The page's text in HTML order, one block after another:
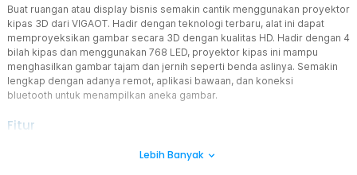
Buat ruangan atau display bisnis semakin cantik menggunakan proyektor
kipas 3D dari VIGAOT. Hadir dengan teknologi terbaru, alat ini dapat
memproyeksikan gambar secara 3D dengan kualitas HD. Hadir dengan 4
bilah kipas dan menggunakan 768 LED, proyektor kipas ini mampu
menghasilkan gambar tajam dan jernih seperti benda aslinya. Semakin
lengkap dengan adanya remot, aplikasi bawaan, dan koneksi
bluetooth untuk menampilkan aneka gambar.
Fitur
Menampilkan Gambar dengan Ukuran Realistis
Lebih Banyak